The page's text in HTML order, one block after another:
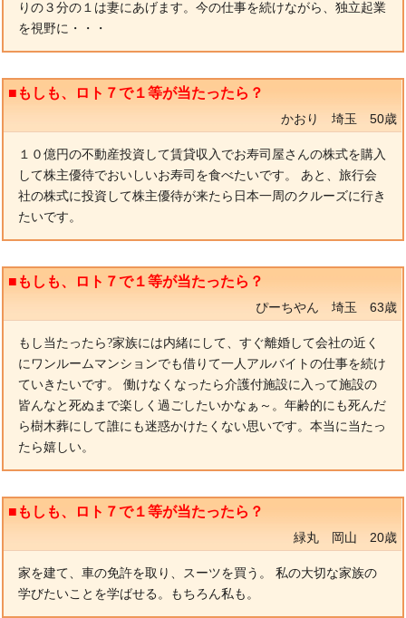
りの３分の１は妻にあげます。今の仕事を続けながら、独立起業
を視野に・・・
■もしも、ロト７で１等が当たったら？
かおり 埼玉 50歳
１０億円の不動産投資して賃貸収入でお寿司屋さんの株式を購入
して株主優待でおいしいお寿司を食べたいです。 あと、旅行会
社の株式に投資して株主優待が来たら日本一周のクルーズに行き
たいです。
■もしも、ロト７で１等が当たったら？
ぴーちやん 埼玉 63歳
もし当たったら?家族には内緒にして、すぐ離婚して会社の近く
にワンルームマンションでも借りて一人アルバイトの仕事を続け
ていきたいです。 働けなくなったら介護付施設に入って施設の
皆んなと死ぬまで楽しく過ごしたいかなぁ～。年齢的にも死んだ
ら樹木葬にして誰にも迷惑かけたくない思いです。本当に当たっ
たら嬉しい。
■もしも、ロト７で１等が当たったら？
緑丸 岡山 20歳
家を建て、車の免許を取り、スーツを買う。 私の大切な家族の
学びたいことを学ばせる。もちろん私も。